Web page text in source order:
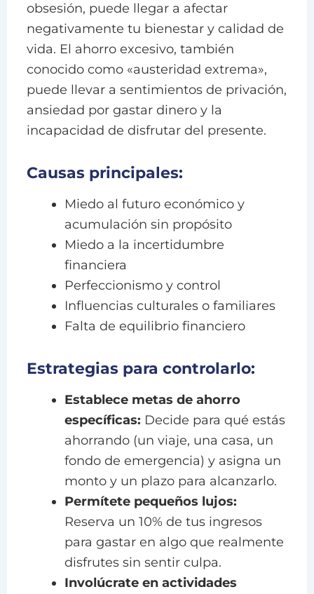
obsesión, puede llegar a afectar
negativamente tu bienestar y calidad de
vida. El ahorro excesivo, también
conocido como «austeridad extrema»,
puede llevar a sentimientos de privación,
ansiedad por gastar dinero y la
incapacidad de disfrutar del presente.
Causas principales:
Miedo al futuro económico y
acumulación sin propósito
Miedo a la incertidumbre
financiera
Perfeccionismo y control
Influencias culturales o familiares
Falta de equilibrio financiero
Estrategias para controlarlo:
Establece metas de ahorro
específicas: Decide para qué estás
ahorrando (un viaje, una casa, un
fondo de emergencia) y asigna un
monto y un plazo para alcanzarlo.
Permítete pequeños lujos:
Reserva un 10% de tus ingresos
para gastar en algo que realmente
disfrutes sin sentir culpa.
Involúcrate en actividades